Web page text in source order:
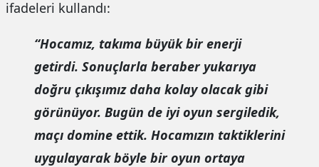
ifadeleri kullandı:
“Hocamız, takıma büyük bir enerji
getirdi. Sonuçlarla beraber yukarıya
doğru çıkışımız daha kolay olacak gibi
görünüyor. Bugün de iyi oyun sergiledik,
maçı domine ettik. Hocamızın taktiklerini
uygulayarak böyle bir oyun ortaya